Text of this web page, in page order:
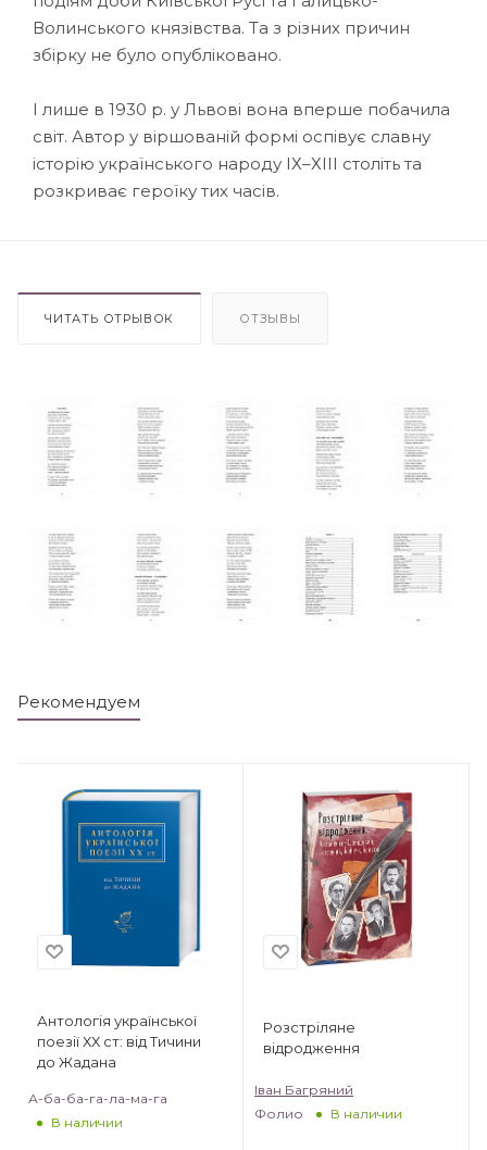
Волинського князівства. Та з різних причин
збірку не було опубліковано.
І лише в 1930 р. у Львові вона вперше побачила
світ. Автор у віршованій формі оспівує славну
історію українського народу ІХ–ХІІІ століть та
розкриває героїку тих часів.
ЧИТАТЬ ОТРЫВОК ОТЗЫВЫ
Рекомендуем
Антологія української
поезії ХХ ст: від Тичини
до Жадана
А-ба-ба-га-ла-ма-га
В наличии
Розстріляне
відродження
Іван Багряний
Фолио
В наличии